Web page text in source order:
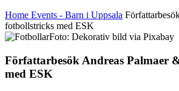
Home Events - Barn i Uppsala
fotbollstricks med ESK
Foto: Dekorativ bild via Pixabay
Författarbesök Andreas Palmaer
med ESK